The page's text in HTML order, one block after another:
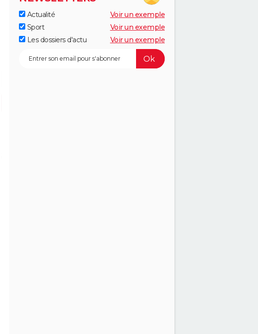
Actualité
Voir un exemple
Sport
Voir un exemple
Les dossiers d'actu
Voir un exemple